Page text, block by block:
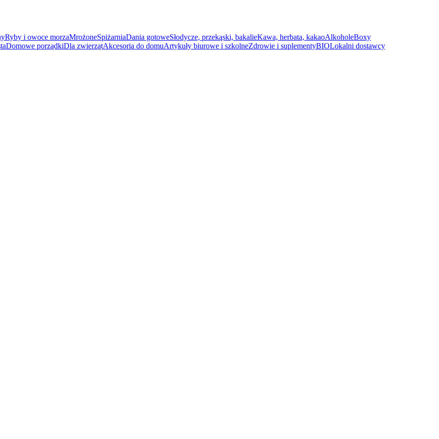
Ryby i owoce morzaMrożoneSpiżarniaDania gotoweSłodycze, przekąski, bakalieKawa, herbata, kakaoAlkoholeBoxy
Domowe porządkiDla zwierzątAkcesoria do domuArtykuły biurowe i szkolneZdrowie i suplementyBIOLokalni dostawcy